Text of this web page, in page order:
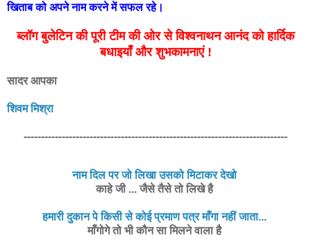
खिताब को अपने नाम करने में सफल रहे।
ब्लॉग बुलेटिन की पूरी टीम की ओर से विश्वनाथन आनंद को हार्दिक
बधाइयाँ और शुभकामनाएं !
सादर आपका
शिवम मिश्रा
----------------------------------------------------------------------------
नाम दिल पर जो लिखा उसको मिटाकर देखो
काहे जी ... जैसे तैसे तो लिखे है
हमारी दुकान पे किसी से कोई प्रमाण पत्र माँगा नहीं जाता...
माँगोगे तो भी कौन सा मिलने वाला है